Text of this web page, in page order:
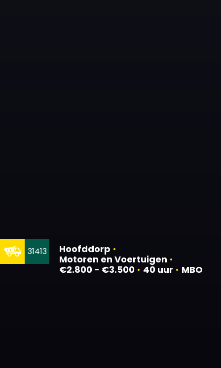
Hoofddorp •
Motoren en Voertuigen •
€2.800 - €3.500 • 40 uur • MBO
31413